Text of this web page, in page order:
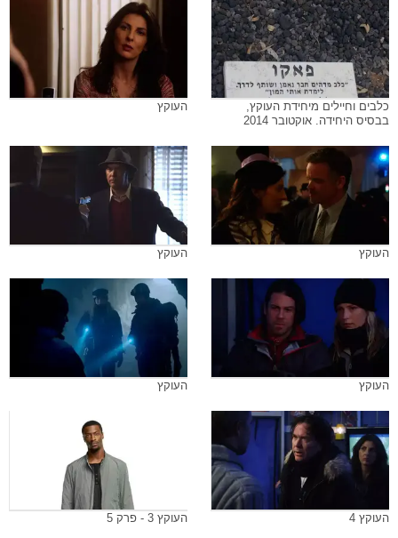
כלבים וחיילים מיחידת העוקץ,
בבסיס היחידה. אוקטובר 2014
העוקץ
העוקץ העוקץ
העוקץ העוקץ
העוקץ 4 העוקץ 3 - פרק 5